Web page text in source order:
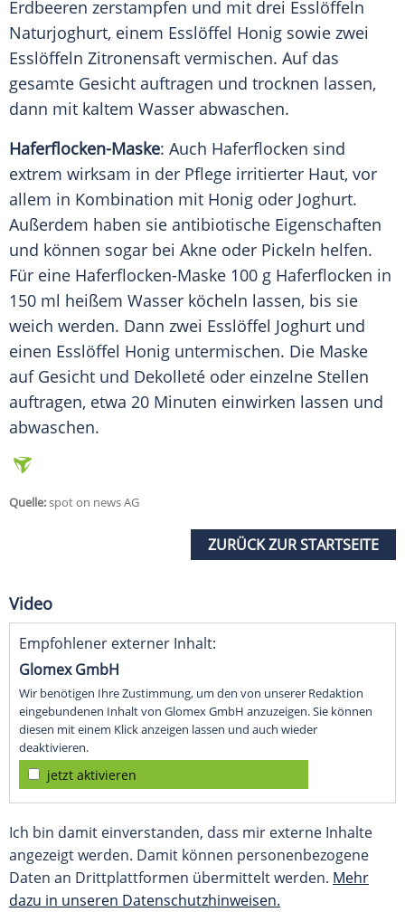
Erdbeeren zerstampfen und mit drei Esslöffeln
Naturjoghurt, einem Esslöffel Honig sowie zwei
Esslöffeln Zitronensaft vermischen. Auf das
gesamte Gesicht auftragen und trocknen lassen,
dann mit kaltem Wasser abwaschen.
Haferflocken-Maske: Auch Haferflocken sind
extrem wirksam in der Pflege irritierter Haut, vor
allem in Kombination mit Honig oder Joghurt.
Außerdem haben sie antibiotische Eigenschaften
und können sogar bei Akne oder Pickeln helfen.
Für eine Haferflocken-Maske 100 g Haferflocken in
150 ml heißem Wasser köcheln lassen, bis sie
weich werden. Dann zwei Esslöffel Joghurt und
einen Esslöffel Honig untermischen. Die Maske
auf Gesicht und Dekolleté oder einzelne Stellen
auftragen, etwa 20 Minuten einwirken lassen und
abwaschen.
Quelle:spot on news AG
ZURÜCK ZUR STARTSEITE
Video
Empfohlener externer Inhalt:
Glomex GmbH
Wir benötigen Ihre Zustimmung, um den von unserer Redaktion
eingebundenen Inhalt von Glomex GmbH anzuzeigen. Sie können
diesen mit einem Klick anzeigen lassen und auch wieder
deaktivieren.
jetzt aktivieren
Ich bin damit einverstanden, dass mir externe Inhalte
angezeigt werden. Damit können personenbezogene
Daten an Drittplattformen übermittelt werden. Mehr
dazu in unseren Datenschutzhinweisen.